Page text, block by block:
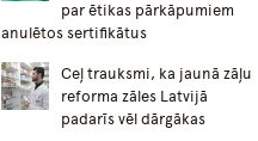
par ētikas pārkāpumiem
anulētos sertifikātus
Ceļ trauksmi, ka jaunā zāļu
reforma zāles Latvijā
padarīs vēl dārgākas